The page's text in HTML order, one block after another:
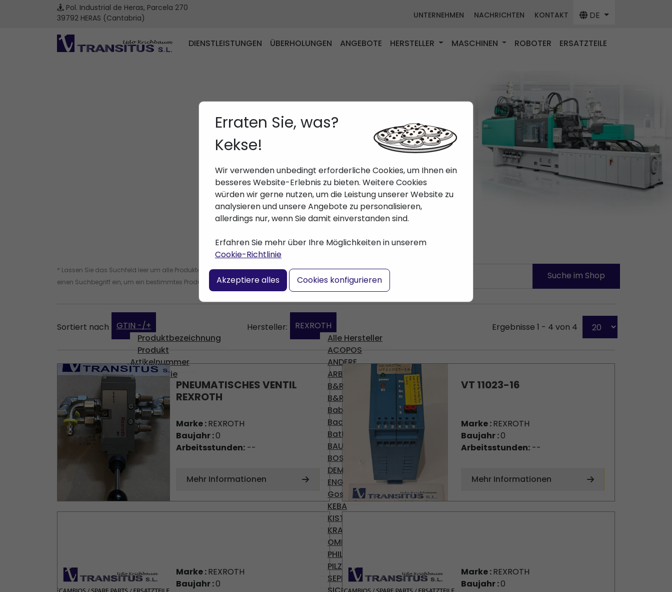
Pol. Industrial de Heras, Parcela 270
39792 HERAS (Cantabria)
UNTERNEHMEN NACHRICHTEN KONTAKT DE
DIENSTLEISTUNGEN ÜBERHOLUNGEN ANGEBOTE HERSTELLER MASCHINEN ROBOTER ERSATZTEILE
Erraten Sie, was?
Kekse!
Wir verwenden unbedingt erforderliche Cookies, um Ihnen ein
besseres Website-Erlebnis zu bieten. Weitere Cookies
würden wir gerne nutzen, um die Leistung unserer Website zu
analysieren und unsere Angebote zu personalisieren,
allerdings nur, wenn Sie damit einverstanden sind.
Erfahren Sie mehr über Ihre Möglichkeiten in unserem
Cookie-Richtlinie
Akzeptiere alles Cookies konfigurieren
* Lassen Sie das Suchfeld leer um alle Produkte zu finden, oder geben Sie
einen Suchbegriff ein, um ein bestimmtes Produkt zu finden.
Sortiert nach
GTIN -/+
Produktbezeichnung
Produkt
Artikelnummer
Kategorie
Hersteller:
REXROTH
Alle Hersteller
ACOPOS
ANDERE
ARBURG
B&R
B&R
Babyplast
Bachmann
Battenfeld
BAUMULLER
BOSCH
DEMAG
ENGEL
Gossen
KEBA
KISTLER
KRAUSS-MAFFEI
OMRON
PHILIPS
PILZ
SEPRO
Ergebnisse 1 - 4 von 4
PNEUMATISCHES VENTIL
REXROTH
Marke :REXROTH
Baujahr :0
Arbeitsstunden:--
Mehr Informationen
VT 11023-16
Marke :REXROTH
Baujahr :0
Arbeitsstunden:--
Mehr Informationen
Marke :REXROTH
Baujahr :0
Marke :REXROTH
Baujahr :0